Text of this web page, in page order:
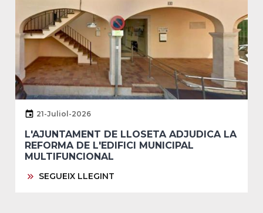
21-Juliol-2026
L'AJUNTAMENT DE LLOSETA ADJUDICA LA
REFORMA DE L'EDIFICI MUNICIPAL
MULTIFUNCIONAL
SEGUEIX LLEGINT